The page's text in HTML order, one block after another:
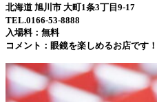
北海道 旭川市 大町1条3丁目9-17
TEL.0166-53-8888
入場料：無料
コメント：眼鏡を楽しめるお店です！